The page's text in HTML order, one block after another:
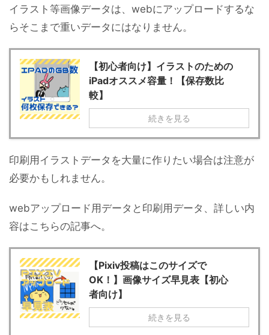
イラスト等画像データは、webにアップロードするな
らそこまで重いデータにはなりません。
【初心者向け】イラストのための
iPadオススメ容量！【保存数比
較】
続きを見る
印刷用イラストデータを大量に作りたい場合は注意が
必要かもしれません。
webアップロード用データと印刷用データ、詳しい内
容はこちらの記事へ。
【Pixiv投稿はこのサイズで
OK！】画像サイズ早見表【初心
者向け】
続きを見る